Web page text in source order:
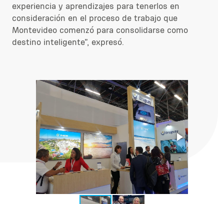
experiencia y aprendizajes para tenerlos en
consideración en el proceso de trabajo que
Montevideo comenzó para consolidarse como
destino inteligente”, expresó.